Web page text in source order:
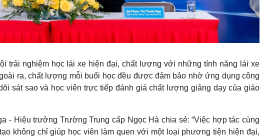
trải nghiệm học lái xe hiện đại, chất lượng với những tính năng lái xe
ra, chất lượng mỗi buổi học đều được đảm bảo nhờ ứng dụng công
sát sao và học viên trực tiếp đánh giá chất lượng giảng dạy của giáo
- Hiệu trưởng Trường Trung cấp Ngọc Hà chia sẻ: “Việc hợp tác cùng
không chỉ giúp học viên làm quen với một loại phương tiện hiện đại,